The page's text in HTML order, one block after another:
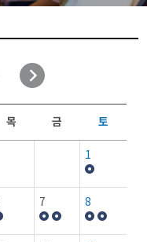
목 금 토
1
7 8